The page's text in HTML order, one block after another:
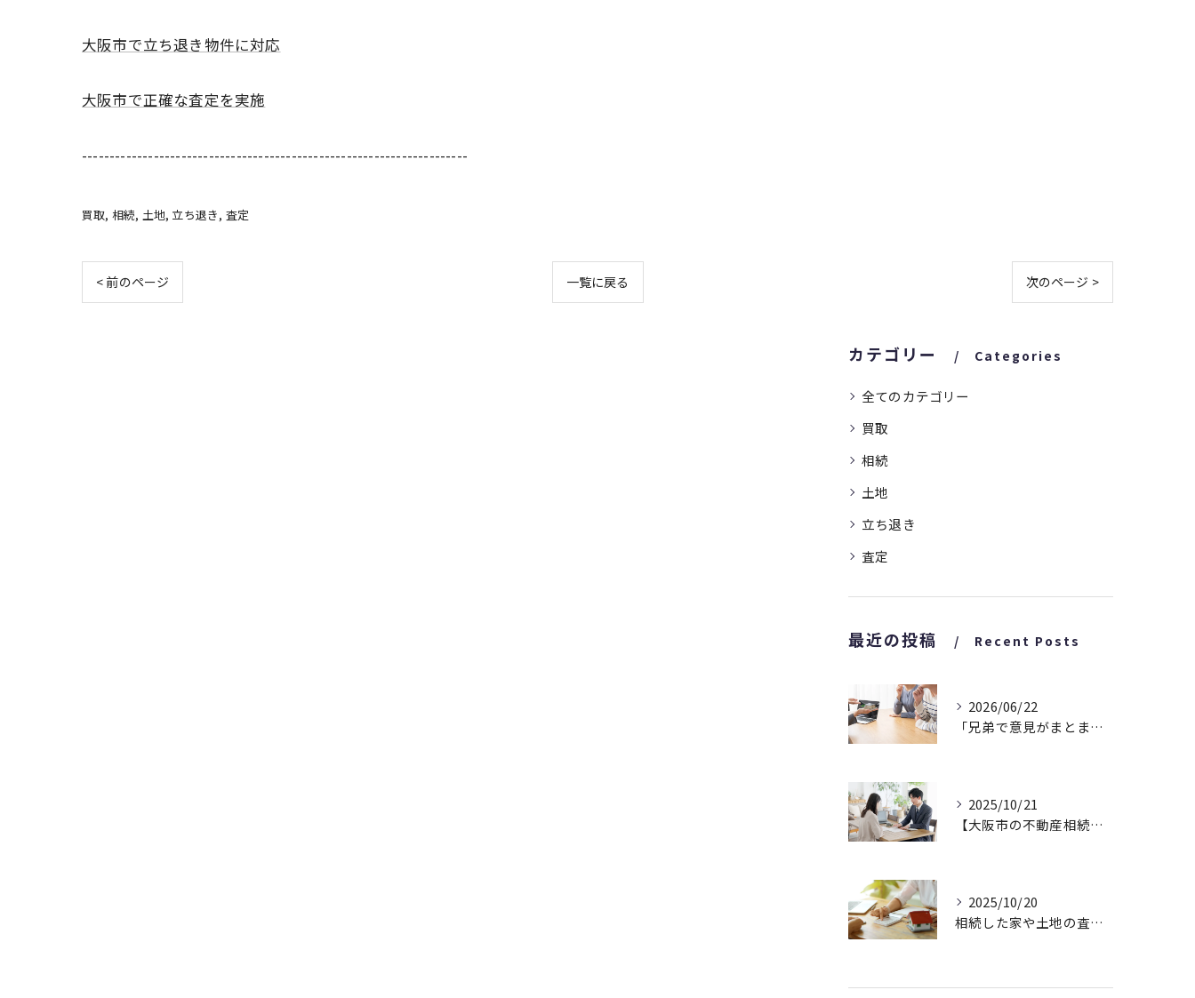
大阪市で立ち退き物件に対応
大阪市で正確な査定を実施
----------------------------------------------------------------------
買取 相続 土地 立ち退き 査定
< 前のページ 一覧に戻る 次のページ >
カテゴリー Categories
全てのカテゴリー
買取
相続
土地
立ち退き
査定
最近の投稿 Recent Posts
2026/06/22
「兄弟で意見がまとまらなくて…」相続した家についてのご相談
2025/10/21
【大阪市の不動産相続でお悩みの方へ】まだ売るか迷っていても、査定だけで大丈夫です!
2025/10/20
相続した家や土地の査定依頼が増えています！